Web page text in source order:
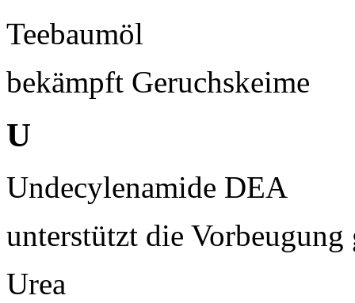
Teebaumöl
bekämpft Geruchskeime
U
Undecylenamide DEA
unterstützt die
Urea